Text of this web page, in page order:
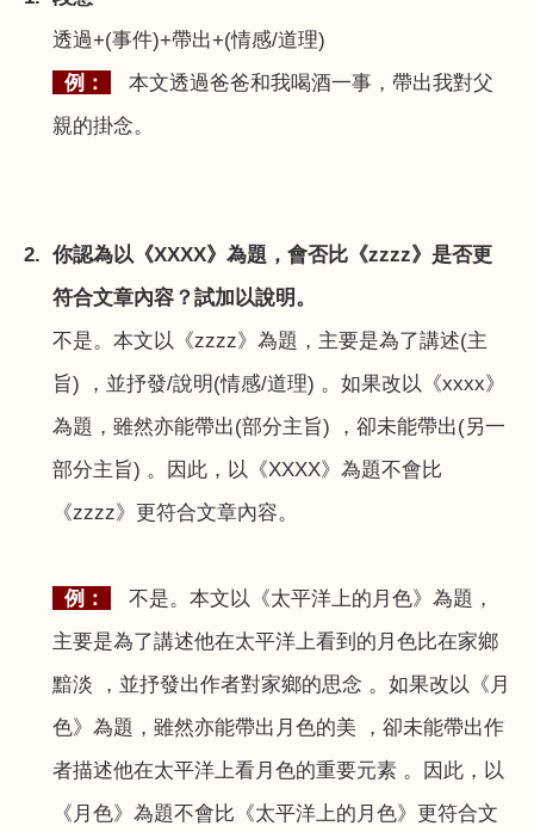
透過+(事件)+帶出+(情感/道理)
例：
本文透過爸爸和我喝酒一事，帶出我對父
親的掛念。
2. 你認為以《XXXX》為題，會否比《zzzz》是否更
符合文章內容？試加以說明。
不是。本文以《zzzz》為題，主要是為了講述(主
旨) ，並抒發/說明(情感/道理) 。如果改以《xxxx》
為題，雖然亦能帶出(部分主旨) ，卻未能帶出(另一
部分主旨) 。因此，以《XXXX》為題不會比
《zzzz》更符合文章內容。
例：
不是。本文以《太平洋上的月色》為題，
主要是為了講述他在太平洋上看到的月色比在家鄉
黯淡 ，並抒發出作者對家鄉的思念 。如果改以《月
色》為題，雖然亦能帶出月色的美 ，卻未能帶出作
者描述他在太平洋上看月色的重要元素 。因此，以
《月色》為題不會比《太平洋上的月色》更符合文